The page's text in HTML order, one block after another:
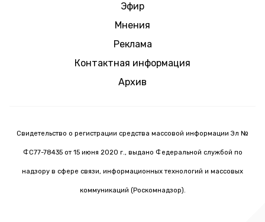
Эфир
Мнения
Реклама
Контактная информация
Архив
Свидетельство о регистрации средства массовой информации Эл №
ФС77-78435 от 15 июня 2020 г., выдано Федеральной службой по
надзору в сфере связи, информационных технологий и массовых
коммуникаций (Роскомнадзор).